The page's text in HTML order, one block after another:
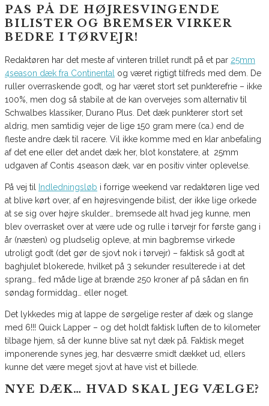
PAS PÅ DE HØJRESVINGENDE
BILISTER OG BREMSER VIRKER
BEDRE I TØRVEJR!
Redaktøren har det meste af vinteren trillet rundt på et par 25mm
4season dæk fra Continental
og været rigtigt tilfreds med dem. De
ruller overraskende godt, og har været stort set punkterefrie – ikke
100%, men dog så stabile at de kan overvejes som alternativ til
Schwalbes klassiker, Durano Plus. Det dæk punkterer stort set
aldrig, men samtidig vejer de lige 150 gram mere (ca.) end de
fleste andre dæk til racere. Vil ikke komme med en klar anbefaling
af det ene eller det andet dæk her, blot konstatere, at 25mm
udgaven af Contis 4season dæk, var en positiv vinter oplevelse.
På vej til Indledningsløb i forrige weekend var redaktøren lige ved
at blive kørt over, af en højresvingende bilist, der ikke lige orkede
at se sig over højre skulder… bremsede alt hvad jeg kunne, men
blev overrasket over at være ude og rulle i tørvejr for første gang i
år (næsten) og pludselig opleve, at min bagbremse virkede
utroligt godt (det gør de sjovt nok i tørvejr) – faktisk så godt at
baghjulet blokerede, hvilket på 3 sekunder resulterede i at det
sprang… fed måde lige at brænde 250 kroner af på sådan en fin
søndag formiddag… eller noget.
Det lykkedes mig at lappe de sørgelige rester af dæk og slange
med 6!!! Quick Lapper – og det holdt faktisk luften de to kilometer
tilbage hjem, så der kunne blive sat nyt dæk på. Faktisk meget
imponerende synes jeg, har desværre smidt dækket ud, ellers
kunne det være meget sjovt at have vist et billede.
NYE DÆK… HVAD SKAL JEG VÆLGE?